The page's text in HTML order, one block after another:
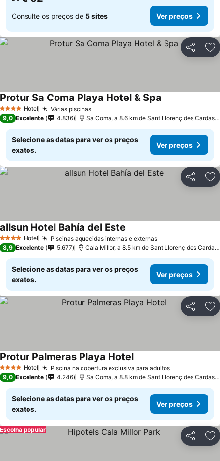
Consulte os preços de 5 sites Ver preços
Partilhar
4 EstrelasHotel Várias piscinasVer preços
Protur Sa Coma Playa Hotel & Spa
9,0 Excelente 4.836 Sa Coma, a 8.6 km de Sant Llorenç des
Selecione as datas para ver os preços
exatos.
Ver preços
Partilhar
4 EstrelasHotel Piscinas aquecidas internas e externasVer preços
allsun Hotel Bahía del Este
8,9 Excelente 5.677 Cala Millor, a 8.5 km de Sant Llorenç des
Selecione as datas para ver os preços
exatos.
Ver preços
Partilhar
4 EstrelasHotel Piscina na cobertura exclusiva para adultosVer preços
Protur Palmeras Playa HotelVer preços
9,0 Excelente 4.246 Sa Coma, a 8.8 km de Sant Llorenç des
Selecione as datas para ver os preços
exatos.
Ver preços
Partilhar
Escolha popular